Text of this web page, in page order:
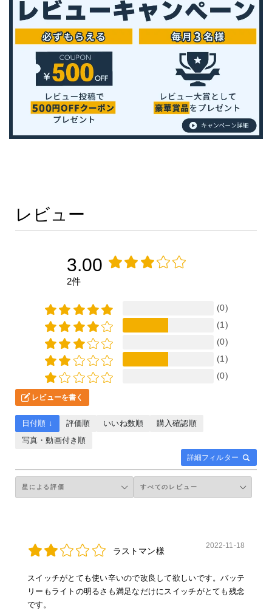
レビュー
3.00
2件
(0)
(1)
(0)
(1)
(0)
レビューを書く
詳細フィルター
日付順 ↓ 評価順 いいね数順
購入確認順
写真・動画付き順
ラストマン様
2022-11-18
スイッチがとても使い辛いので改良して欲しいです。バッテ
リーもライトの明るさも満足なだけにスイッチがとても残念
です。